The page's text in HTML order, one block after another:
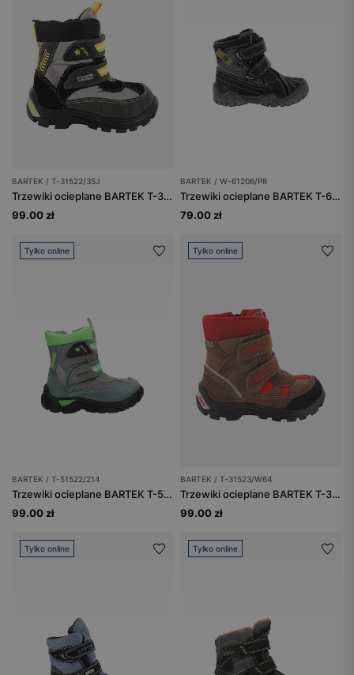
BARTEK / T-31522/35J
Trzewiki ocieplane BARTEK T-31522/35J, szaro-żółty
99.00 zł
BARTEK / W-61206/P8
Trzewiki ocieplane BARTEK T-61206/P8, dla chłopców, czarno-szaro-zielony
79.00 zł
Tylko online
BARTEK / T-51522/214
Trzewiki ocieplane BARTEK T-51522/214, szaro-zielony
99.00 zł
Tylko online
BARTEK / T-31523/W64
Trzewiki ocieplane BARTEK T-31523/W64, brązowo-czerwony
99.00 zł
Tylko online Tylko online